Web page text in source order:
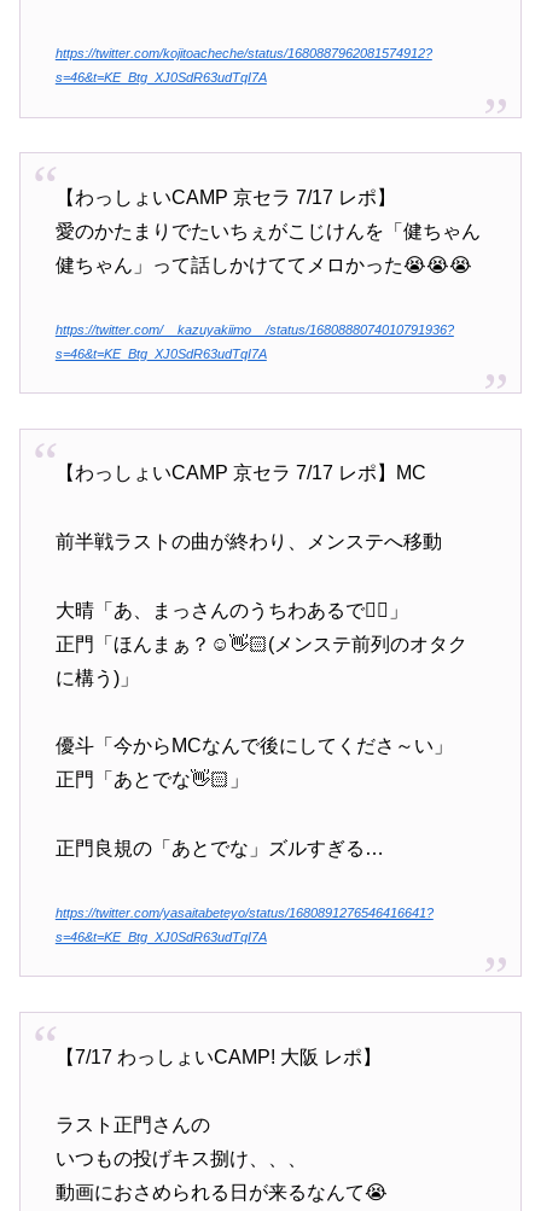
https://twitter.com/kojitoacheche/status/1680887962081574912?
s=46&t=KE_Btg_XJ0SdR63udTqI7A
【わっしょいCAMP 京セラ 7/17 レポ】
愛のかたまりでたいちぇがこじけんを「健ちゃん
健ちゃん」って話しかけててメロかった😭😭😭
https://twitter.com/__kazuyakiimo__/status/1680888074010791936?
s=46&t=KE_Btg_XJ0SdR63udTqI7A
【わっしょいCAMP 京セラ 7/17 レポ】MC
前半戦ラストの曲が終わり、メンステへ移動
大晴「あ、まっさんのうちわあるで👉🏻」
正門「ほんまぁ？☺️👋🏻(メンステ前列のオタク
に構う)」
優斗「今からMCなんで後にしてくださ～い」
正門「あとでな👋🏻」
正門良規の「あとでな」ズルすぎる…
https://twitter.com/yasaitabeteyo/status/1680891276546416641?
s=46&t=KE_Btg_XJ0SdR63udTqI7A
【7/17 わっしょいCAMP! 大阪 レポ】
ラスト正門さんの
いつもの投げキス捌け、、、
動画におさめられる日が来るなんて😭